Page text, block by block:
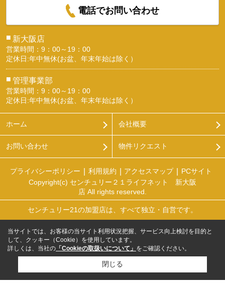
電話でお問い合わせ
■ 新大阪店
営業時間：9：00～19：00
定休日:年中無休(お盆、年末年始は除く）
■ 管理事業部
営業時間：9：00～19：00
定休日:年中無休(お盆、年末年始は除く）
ホーム 会社概要
お問い合わせ 物件リクエスト
プライバシーポリシー 利用規約 アクセスマップ
PCサイト
Copyright(c) センチュリー２１ライフネット 新大阪
店 All rights reserved.
センチュリー21の加盟店は、すべて独立・自営です。
当サイトでは、お客様の当サイト利用状況把握、サービス向上検討を目的と
して、クッキー（Cookie）を使用しています。
詳しくは、当社の 「Cookieの取扱いについて」 をご確認ください。
閉じる